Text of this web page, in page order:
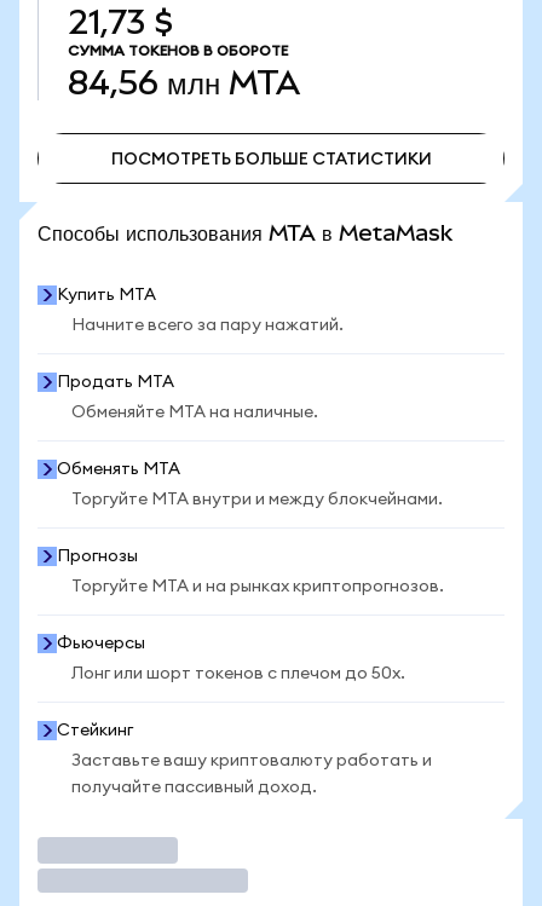
21,73 $
СУММА ТОКЕНОВ В ОБОРОТЕ
84,56 млн MTA
ПОСМОТРЕТЬ БОЛЬШЕ СТАТИСТИКИ
Способы использования MTA в MetaMask
Купить MTA
Начните всего за пару нажатий.
Продать MTA
Обменяйте MTA на наличные.
Обменять MTA
Торгуйте MTA внутри и между блокчейнами.
Прогнозы
Торгуйте MTA и на рынках криптопрогнозов.
Фьючерсы
Лонг или шорт токенов с плечом до 50x.
Стейкинг
Заставьте вашу криптовалюту работать и
получайте пассивный доход.